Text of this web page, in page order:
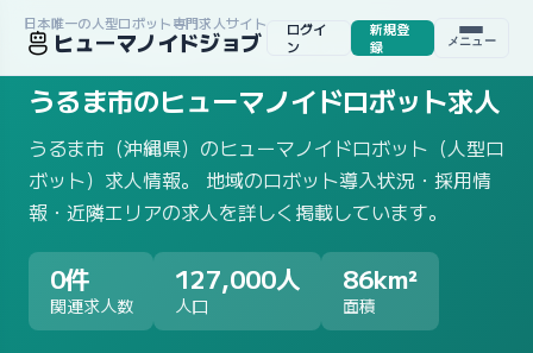
日本唯一の人型ロボット専門求人サイト
ヒューマノイドジョブ
ログイ
ン
新規登
録
メニュー
ホーム/求人一覧/地域から探す/沖縄県/ うるま市
うるま市のヒューマノイドロボット求人
うるま市（沖縄県）のヒューマノイドロボット（人型ロ
ボット）求人情報。 地域のロボット導入状況・採用情
報・近隣エリアの求人を詳しく掲載しています。
0件
関連求人数
127,000人
人口
86km²
面積